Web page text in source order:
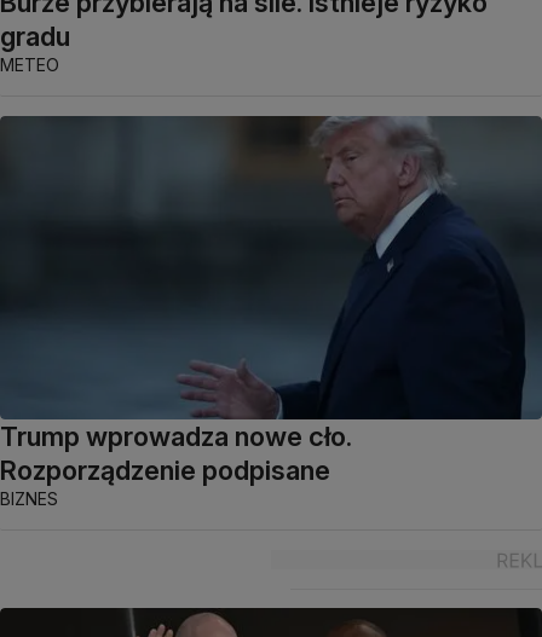
gradu
METEO
Trump wprowadza nowe cło.
Rozporządzenie podpisane
BIZNES